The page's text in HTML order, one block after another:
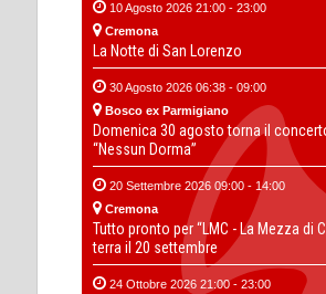
10 Agosto 2026 21:00 - 23:00
Cremona
La Notte di San Lorenzo
30 Agosto 2026 06:38 - 09:00
Bosco ex Parmigiano
Domenica 30 agosto torna il
“Nessun Dorma”
20 Settembre 2026 09:00 - 14:00
Cremona
Tutto pronto per “LMC - La Mezza di
terra il 20 settembre
24 Ottobre 2026 21:00 - 23:00